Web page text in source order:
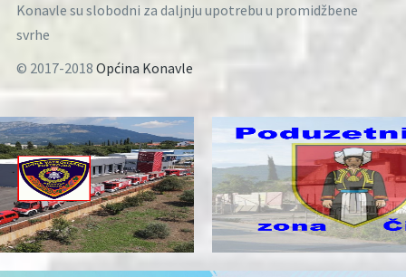
Konavle su slobodni za daljnju upotrebu u promidžbene
svrhe
© 2017-2018 Općina Konavle